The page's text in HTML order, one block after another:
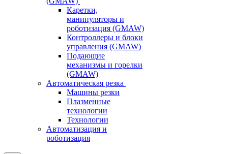
Каретки,
манипуляторы и
роботизация (GMAW)
Контроллеры и блоки
управления (GMAW)
Подающие
механизмы и горелки
(GMAW)
Автоматическая резка
Машины резки
Плазменные
технологии
Технологии
Автоматизация и
роботизация